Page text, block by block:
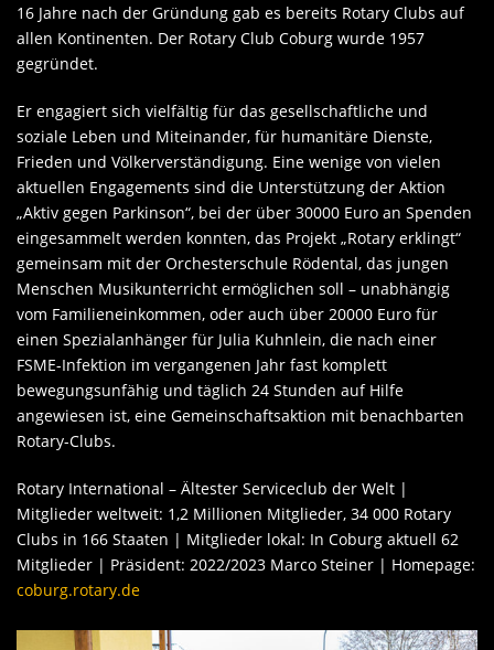
16 Jahre nach der Gründung gab es bereits Rotary Clubs auf
allen Kontinenten. Der Rotary Club Coburg wurde 1957
gegründet.
Er engagiert sich vielfältig für das gesellschaftliche und
soziale Leben und Miteinander, für humanitäre Dienste,
Frieden und Völkerverständigung. Eine wenige von vielen
aktuellen Engagements sind die Unterstützung der Aktion
„Aktiv gegen Parkinson“, bei der über 30000 Euro an Spenden
eingesammelt werden konnten, das Projekt „Rotary erklingt“
gemeinsam mit der Orchesterschule Rödental, das jungen
Menschen Musikunterricht ermöglichen soll – unabhängig
vom Familieneinkommen, oder auch über 20000 Euro für
einen Spezialanhänger für Julia Kuhnlein, die nach einer
FSME-Infektion im vergangenen Jahr fast komplett
bewegungsunfähig und täglich 24 Stunden auf Hilfe
angewiesen ist, eine Gemeinschaftsaktion mit benachbarten
Rotary-Clubs.
Rotary International – Ältester Serviceclub der Welt |
Mitglieder weltweit: 1,2 Millionen Mitglieder, 34 000 Rotary
Clubs in 166 Staaten | Mitglieder lokal: In Coburg aktuell 62
Mitglieder | Präsident: 2022/2023 Marco Steiner | Homepage:
coburg.rotary.de